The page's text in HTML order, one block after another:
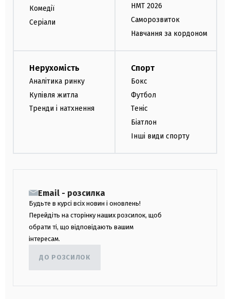
Комедії
Серіали
НМТ 2026
Саморозвиток
Навчання за кордоном
Нерухомість
Аналітика ринку
Купівля житла
Тренди і натхнення
Спорт
Бокс
Футбол
Теніс
Біатлон
Інші види спорту
Email - розсилка
Будьте в курсі всіх новин і оновлень!
Перейдіть на сторінку наших розсилок, щоб
обрати ті, що відповідають вашим
інтересам.
ДО РОЗСИЛОК